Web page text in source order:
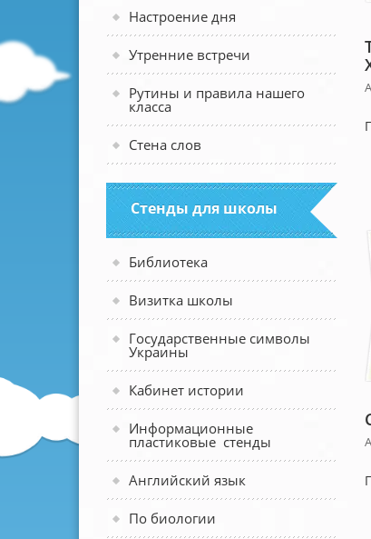
Настроение дня
Утренние встречи
Рутины и правила нашего
класса
Стена слов
Стенды для школы
Библиотека
Визитка школы
Государственные символы
Украины
Кабинет истории
Информационные
пластиковые стенды
Английский язык
По биологии